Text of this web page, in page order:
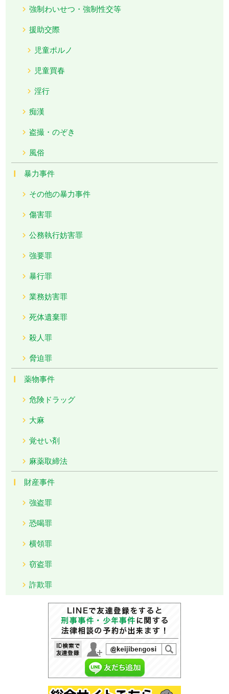
強制わいせつ・強制性交等
援助交際
児童ポルノ
児童買春
淫行
痴漢
盗撮・のぞき
風俗
暴力事件
その他の暴力事件
傷害罪
公務執行妨害罪
強要罪
暴行罪
業務妨害罪
死体遺棄罪
殺人罪
脅迫罪
薬物事件
危険ドラッグ
大麻
覚せい剤
麻薬取締法
財産事件
強盗罪
恐喝罪
横領罪
窃盗罪
詐欺罪